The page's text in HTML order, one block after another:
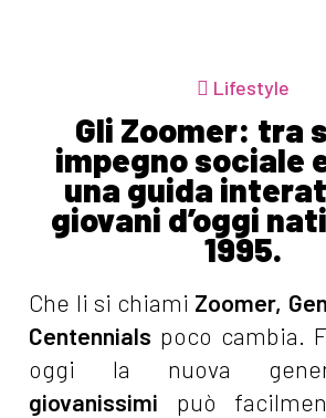
Lifestyle
Gli Zoomer: tra
impegno sociale
una guida
giovani d’oggi
1995.
Che li si chiami Zoomer,
Centennials poco cambia.
oggi la nuova
giovanissimi può